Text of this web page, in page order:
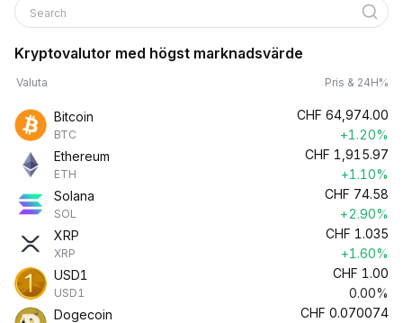
Search
Kryptovalutor med högst marknadsvärde
Valuta Pris & 24H%
Bitcoin
BTC
CHF 64,974.00
+1.20%
Ethereum
ETH
CHF 1,915.97
+1.10%
Solana
SOL
CHF 74.58
+2.90%
XRP
XRP
CHF 1.035
+1.60%
USD1
USD1
CHF 1.00
0.00%
Dogecoin
CHF 0.070074